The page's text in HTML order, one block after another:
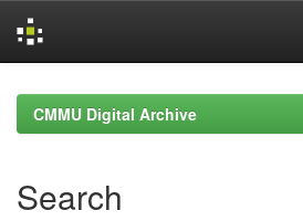
navigationCMMU Digital Archive
Search